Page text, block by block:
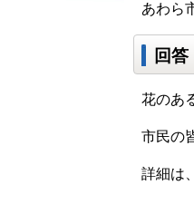
あわら
回答
花のあ
市民の
詳細は、